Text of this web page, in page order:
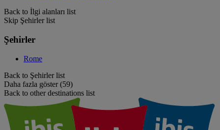
Back to İlgi alanları list
Skip Şehirler list
Şehirler
Rome
Back to Şehirler list
Daha fazla göster (59)
Back to other destinations list